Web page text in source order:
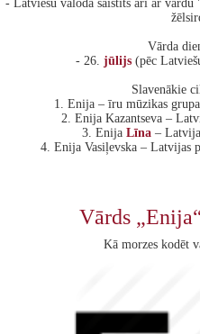
- Latviešu valodā saistīts arī ar
Vārda
- 26. jūlijs (pēc
Slavenākie
1. Enija – īru mūzikas
2. Enija Kazantseva –
3. Enija Līna–
4. Enija Vasiļevska – Latvijas
Vārds
Kā morzes kodēt